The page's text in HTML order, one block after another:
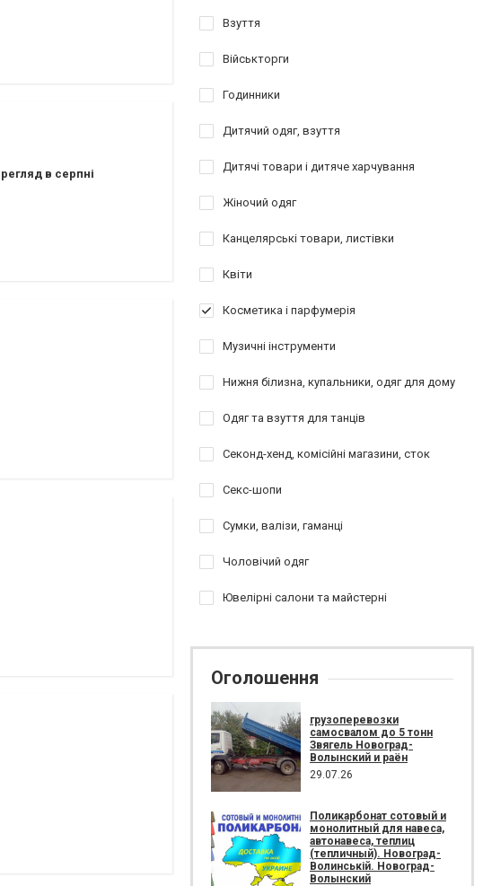
в серпні
Взуття
Військторги
Годинники
Дитячий одяг, взуття
Дитячі товари і дитяче харчування
Жіночий одяг
Канцелярські товари, листівки
Квіти
Косметика і парфумерія
Музичні інструменти
Нижня білизна, купальники, одяг для дому
Одяг та взуття для танців
Секонд-хенд, комісійні магазини, сток
Секс-шопи
Сумки, валізи, гаманці
Чоловічий одяг
Ювелірні салони та майстерні
Оголошення
грузоперевозки
самосвалом до 5 тонн
Звягель Новоград-
Волынский и раён
29.07.26
Поликарбонат сотовый и
монолитный для навеса,
автонавеса, теплиц
(тепличный). Новоград-
Волинській. Новоград-
Волынский